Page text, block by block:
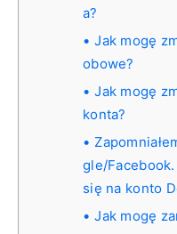
a?
Jak mogę
obowe?
Jak mogę
konta?
gle/
się na konto
Jak mogę